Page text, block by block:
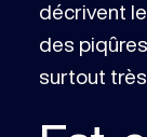
décrivent
des
surtout très